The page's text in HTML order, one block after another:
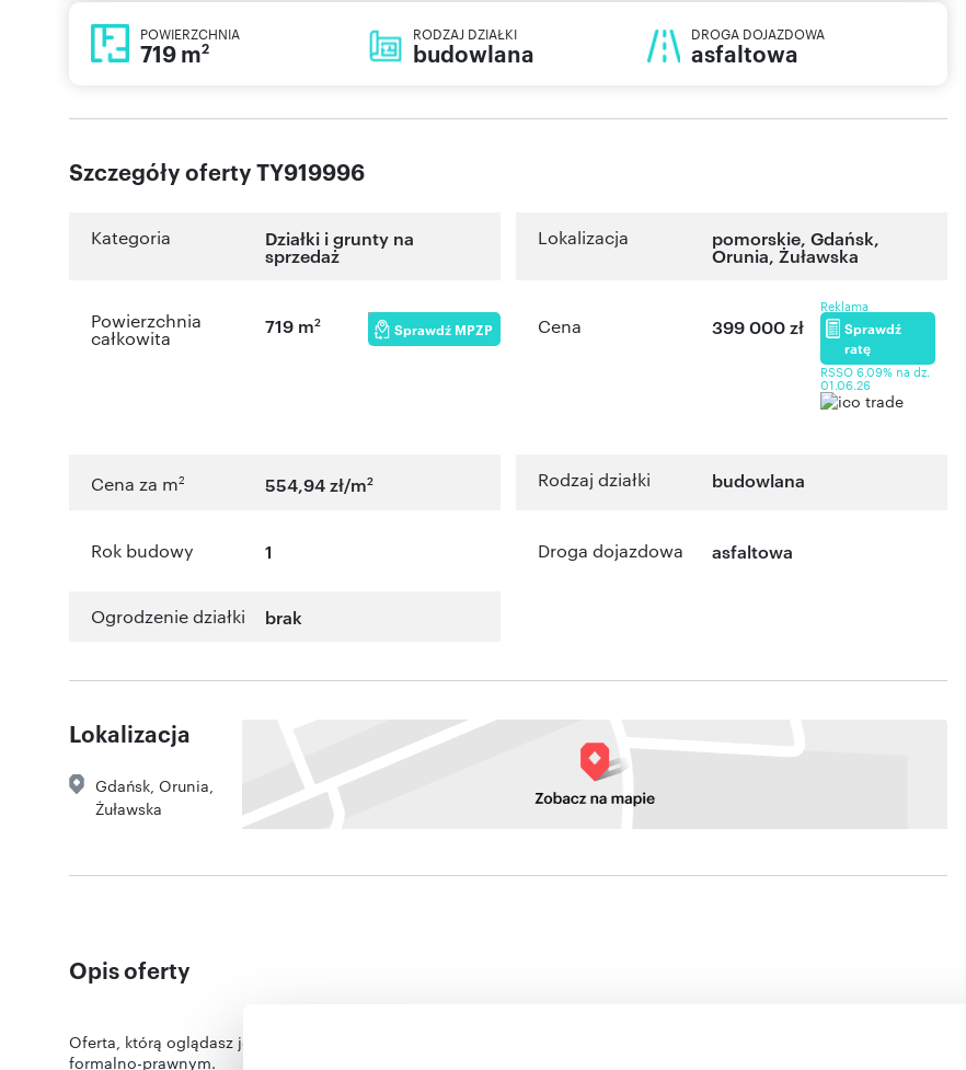
POWIERZCHNIA
719 m2
RODZAJ DZIAŁKI
budowlana
DROGA DOJAZDOWA
asfaltowa
Szczegóły oferty TY919996
Kategoria Działki i grunty na
sprzedaż
Lokalizacja pomorskie,Gdańsk,
Orunia, Żuławska
Powierzchnia
całkowita
719 m2 Sprawdź MPZP Cena 399 000 zł
Reklama
Sprawdź
ratę
RSSO 6,09% na dz.
01.06.26
Cena za m2 554,94 zł/m2 Rodzaj działki budowlana
Rok budowy 1 Droga dojazdowa asfaltowa
Ogrodzenie działki brak
Lokalizacja
Gdańsk Orunia
Żuławska
Opis oferty
Oferta, którą oglądasz jest dostępna
formalno-prawnym.